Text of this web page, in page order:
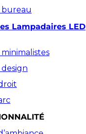
bureau
Lampadaires LED